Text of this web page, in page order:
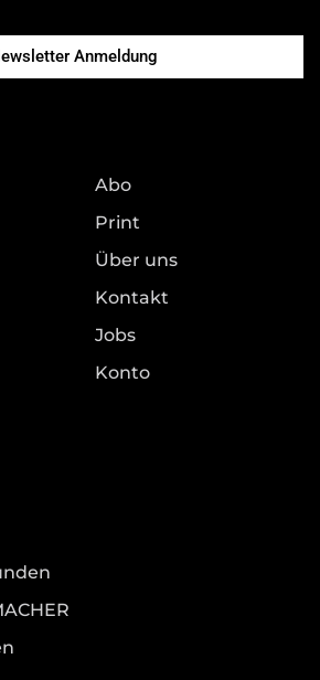
Anmeldung
Abo
Print
Über uns
Kontakt
Jobs
Konto